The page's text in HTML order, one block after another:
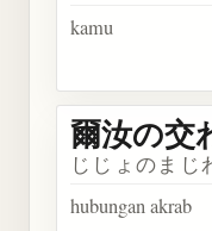
kamu
爾汝の交
じじょのまじ
hubungan akrab